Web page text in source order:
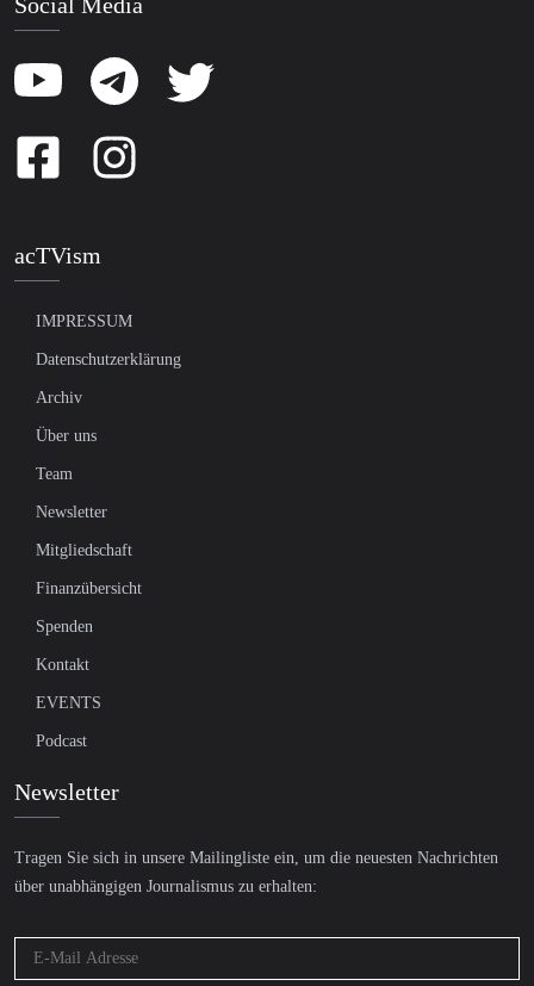
acTVism
IMPRESSUM
Datenschutzerklärung
Archiv
Über uns
Team
Newsletter
Mitgliedschaft
Finanzübersicht
Spenden
Kontakt
EVENTS
Podcast
Newsletter
Tragen Sie sich in unsere Mailingliste ein, um die neuesten Nachrichten
über unabhängigen Journalismus zu erhalten: